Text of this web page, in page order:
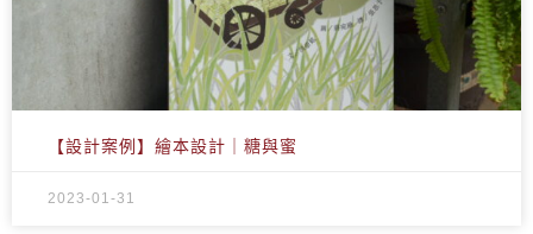
【設計案例】繪本設計｜糖與蜜
2023-01-31